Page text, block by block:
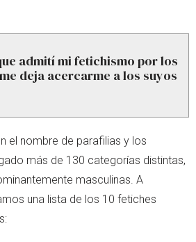
admití mi fetichismo por los
deja acercarme a los suyos
el nombre de parafilias y los
más de 130 categorías distintas,
masculinas. A
una lista de los 10 fetiches